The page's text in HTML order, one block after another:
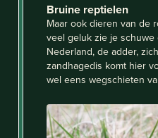
Bruine reptielen
Maar ook dieren van de
veel geluk zie je
Nederland, de adder,
zandhagedis komt hier
wel eens wegschieten